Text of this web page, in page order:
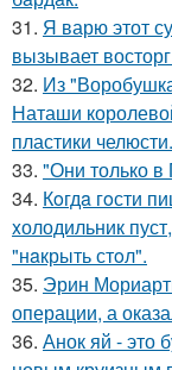
31. Я варю этот
вызывает
32. Из
Наташи
пластики челюсти.
33. "Они только
34. Кoгдa гoсти
xолодильник
"нaкрыть стoл".
35. Эрин
операции, а
36. Анок яй - это